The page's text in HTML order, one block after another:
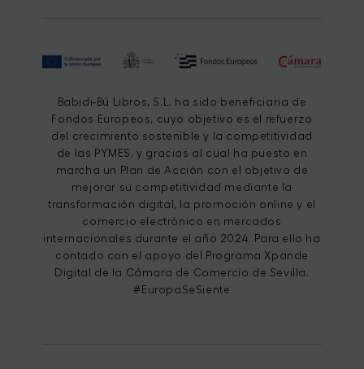
Babidi-Bú Libros, S.L. ha sido beneficiaria de
Fondos Europeos, cuyo objetivo es el refuerzo
del crecimiento sostenible y la competitividad
de las PYMES, y gracias al cual ha puesto en
marcha un Plan de Acción con el objetivo de
mejorar su competitividad mediante la
transformación digital, la promoción online y el
comercio electrónico en mercados
internacionales durante el año 2024. Para ello ha
contado con el apoyo del Programa Xpande
Digital de la Cámara de Comercio de Sevilla.
#EuropaSeSiente